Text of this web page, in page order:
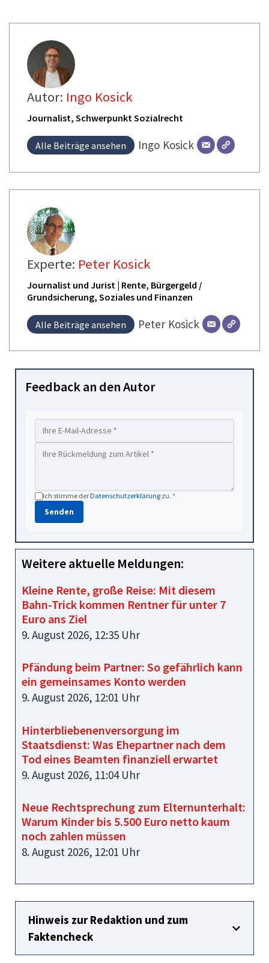
Autor: Ingo Kosick
Journalist, Schwerpunkt Sozialrecht
Alle Beiträge ansehen Ingo Kosick
Experte: Peter Kosick
Journalist und Jurist | Rente, Bürgergeld /
Grundsicherung, Soziales und Finanzen
Alle Beiträge ansehen Peter Kosick
Feedback an den Autor
Ich stimme derDatenschutzerklärung zu. *
Senden
Weitere aktuelle Meldungen:
Kleine Rente, große Reise: Mit diesem
Bahn-Trick kommen Rentner für unter 7
Euro ans Ziel
9. August 2026, 12:35 Uhr
Pfändung beim Partner: So gefährlich kann
ein gemeinsames Konto werden
9. August 2026, 12:01 Uhr
Hinterbliebenenversorgung im
Staatsdienst: Was Ehepartner nach dem
Tod eines Beamten finanziell erwartet
9. August 2026, 11:04 Uhr
Neue Rechtsprechung zum Elternunterhalt:
Warum Kinder bis 5.500 Euro netto kaum
noch zahlen müssen
8. August 2026, 12:01 Uhr
Hinweis zur Redaktion und zum
Faktencheck